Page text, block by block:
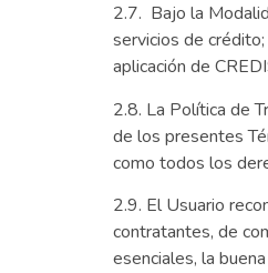
2.7. Bajo la
servicios de
aplicación de
2.8. La Política de
de los presentes
como todos los
2.9. El Usuario
contratantes, de
esenciales, la